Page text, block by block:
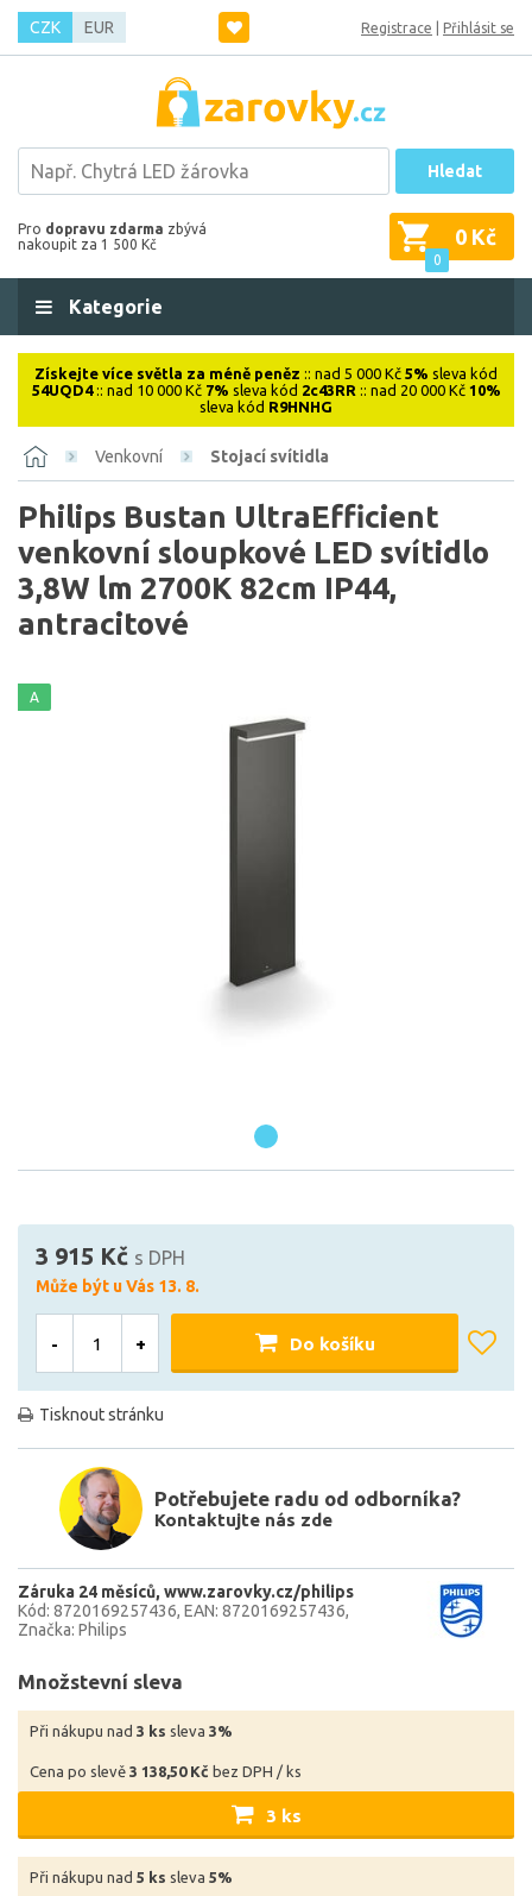
CZK EUR Registrace Přihlásit se
Hledat
Pro dopravu zdarma zbývá
nakoupit za 1 500 Kč
0
0 Kč
Kategorie
Získejte více světla za méně peněz :: nad 5 000 Kč 5% sleva kód
54UQD4:: nad 10 000 Kč 7% sleva kód 2c43RR :: nad 20 000 Kč 10%
sleva kód R9HNHG
Venkovní Stojací svítidla
Philips Bustan UltraEfficient
venkovní sloupkové LED svítidlo
3,8W lm 2700K 82cm IP44,
antracitové
A
3 915 Kč s DPH
Může být u Vás 13. 8.
- + Do košíku
Tisknout stránku
Potřebujete radu od odborníka?
Kontaktujte nás zde
Záruka 24 měsíců www.zarovky.cz/philips
Kód: 8720169257436 EAN: 8720169257436
Značka: Philips
Množstevní sleva
Při nákupu nad 3 ks sleva 3%
Cena po slevě 3 138,50 Kč bez DPH / ks
3 ks
Při nákupu nad 5 ks sleva 5%